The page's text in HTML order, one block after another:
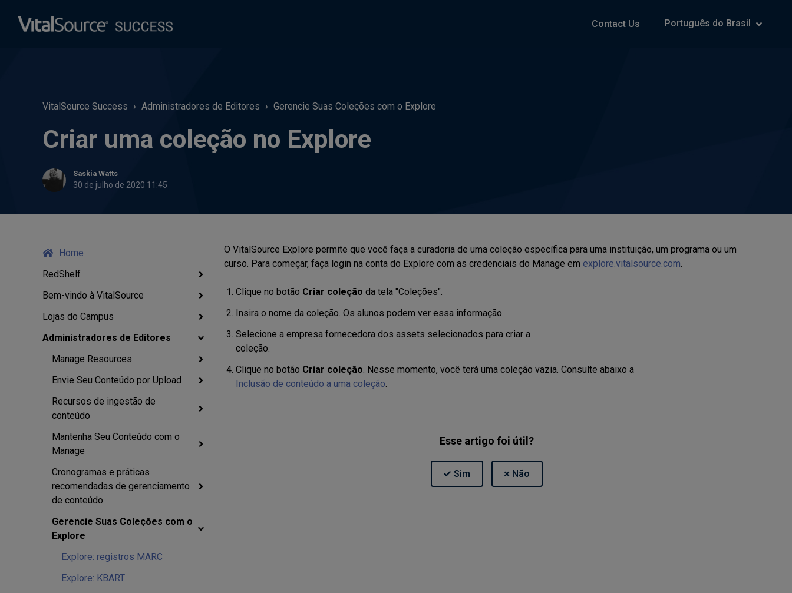
Contact Us Português do Brasil
VitalSource Success Administradores de Editores Gerencie Suas Coleções com o Explore
Criar uma coleção no Explore
Saskia Watts
30 de julho de 2020 11:45
Home
RedShelf
Bem-vindo à VitalSource
Lojas do Campus
Administradores de Editores
Manage Resources
Envie Seu Conteúdo por Upload
Recursos de ingestão de
conteúdo
Mantenha Seu Conteúdo com o
Manage
Cronogramas e práticas
recomendadas de gerenciamento
de conteúdo
Gerencie Suas Coleções com o
Explore
Explore: registros MARC
Explore: KBART
O VitalSource Explore permite que você faça a curadoria de uma coleção específica para uma instituição, um programa ou um
curso. Para começar, faça login na conta do Explore com as credenciais do Manage em explore.vitalsource.com.
Clique no botão Criar coleção da tela "Coleções".
Insira o nome da coleção. Os alunos podem ver essa informação.
Selecione a empresa fornecedora dos assets selecionados para criar a
coleção.
Clique no botão Criar coleção. Nesse momento, você terá uma coleção vazia. Consulte abaixo a
Inclusão de conteúdo a uma coleção.
Esse artigo foi útil?